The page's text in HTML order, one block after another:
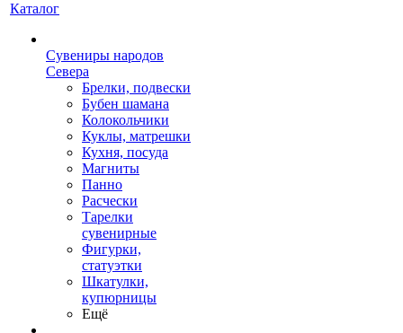
Каталог
Сувениры народов
Севера
Брелки, подвески
Бубен шамана
Колокольчики
Куклы, матрешки
Кухня, посуда
Магниты
Панно
Расчески
Тарелки
сувенирные
Фигурки,
статуэтки
Шкатулки,
купюрницы
Ещё